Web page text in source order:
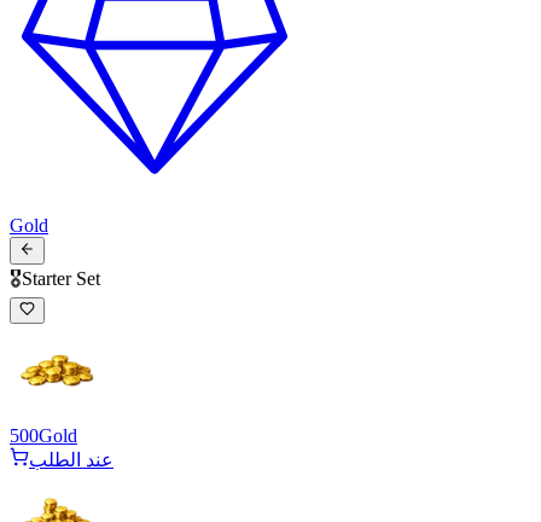
Gold
🎖️Starter Set
500Gold
عند الطلب